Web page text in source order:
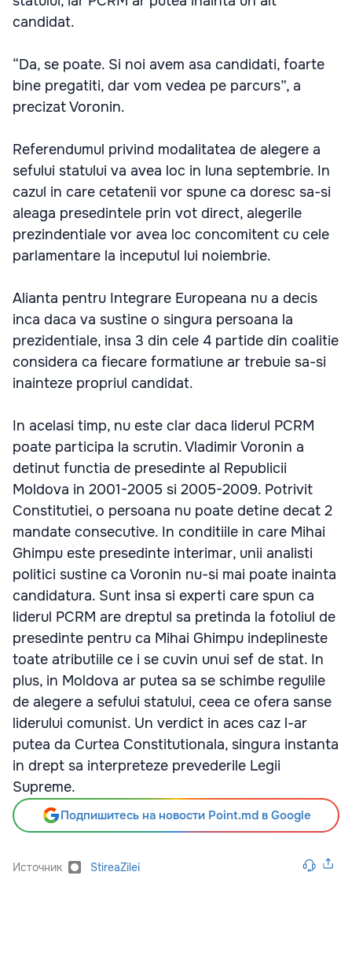
candidat.
“Da, se poate. Si noi avem asa candidati, foarte
bine pregatiti, dar vom vedea pe parcurs”, a
precizat Voronin.
Referendumul privind modalitatea de alegere a
sefului statului va avea loc in luna septembrie. In
cazul in care cetatenii vor spune ca doresc sa-si
aleaga presedintele prin vot direct, alegerile
prezindentiale vor avea loc concomitent cu cele
parlamentare la inceputul lui noiembrie.
Alianta pentru Integrare Europeana nu a decis
inca daca va sustine o singura persoana la
prezidentiale, insa 3 din cele 4 partide din coalitie
considera ca fiecare formatiune ar trebuie sa-si
inainteze propriul candidat.
In acelasi timp, nu este clar daca liderul PCRM
poate participa la scrutin. Vladimir Voronin a
detinut functia de presedinte al Republicii
Moldova in 2001-2005 si 2005-2009. Potrivit
Constitutiei, o persoana nu poate detine decat 2
mandate consecutive. In conditiile in care Mihai
Ghimpu este presedinte interimar, unii analisti
politici sustine ca Voronin nu-si mai poate inainta
candidatura. Sunt insa si experti care spun ca
liderul PCRM are dreptul sa pretinda la fotoliul de
presedinte pentru ca Mihai Ghimpu indeplineste
toate atributiile ce i se cuvin unui sef de stat. In
plus, in Moldova ar putea sa se schimbe regulile
de alegere a sefului statului, ceea ce ofera sanse
liderului comunist. Un verdict in aces caz l-ar
putea da Curtea Constitutionala, singura instanta
in drept sa interpreteze prevederile Legii
Supreme.
Подпишитесь на новости Point.md в Google
Источник StireaZilei